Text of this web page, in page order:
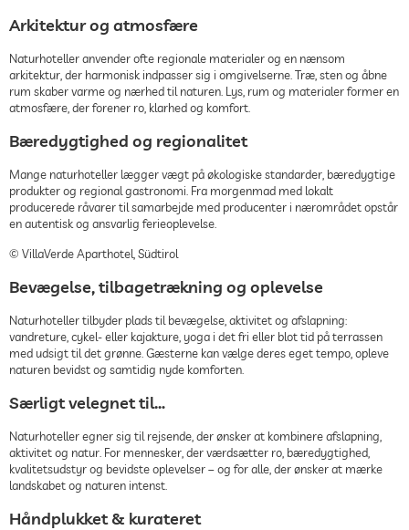
Arkitektur og atmosfære
Naturhoteller anvender ofte regionale materialer og en nænsom
arkitektur, der harmonisk indpasser sig i omgivelserne. Træ, sten og åbne
rum skaber varme og nærhed til naturen. Lys, rum og materialer former en
atmosfære, der forener ro, klarhed og komfort.
Bæredygtighed og regionalitet
Mange naturhoteller lægger vægt på økologiske standarder, bæredygtige
produkter og regional gastronomi. Fra morgenmad med lokalt
producerede råvarer til samarbejde med producenter i nærområdet opstår
en autentisk og ansvarlig ferieoplevelse.
© VillaVerde Aparthotel, Südtirol
Bevægelse, tilbagetrækning og oplevelse
Naturhoteller tilbyder plads til bevægelse, aktivitet og afslapning:
vandreture, cykel- eller kajakture, yoga i det fri eller blot tid på terrassen
med udsigt til det grønne. Gæsterne kan vælge deres eget tempo, opleve
naturen bevidst og samtidig nyde komforten.
Særligt velegnet til…
Naturhoteller egner sig til rejsende, der ønsker at kombinere afslapning,
aktivitet og natur. For mennesker, der værdsætter ro, bæredygtighed,
kvalitetsudstyr og bevidste oplevelser – og for alle, der ønsker at mærke
landskabet og naturen intenst.
Håndplukket & kurateret